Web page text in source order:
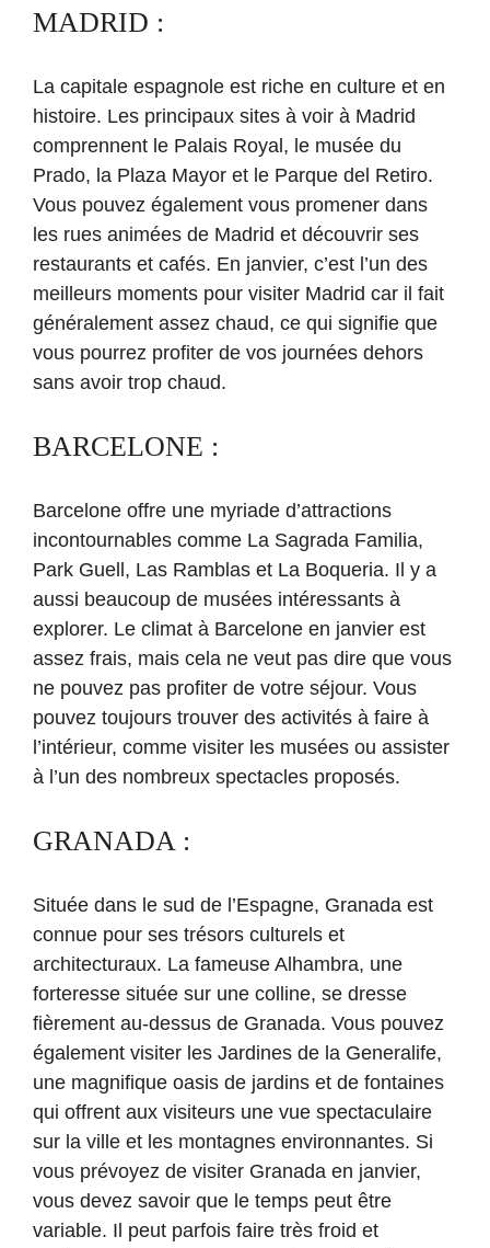
MADRID :
La capitale espagnole est riche en culture et en
histoire. Les principaux sites à voir à Madrid
comprennent le Palais Royal, le musée du
Prado, la Plaza Mayor et le Parque del Retiro.
Vous pouvez également vous promener dans
les rues animées de Madrid et découvrir ses
restaurants et cafés. En janvier, c’est l’un des
meilleurs moments pour visiter Madrid car il fait
généralement assez chaud, ce qui signifie que
vous pourrez profiter de vos journées dehors
sans avoir trop chaud.
BARCELONE :
Barcelone offre une myriade d’attractions
incontournables comme La Sagrada Familia,
Park Guell, Las Ramblas et La Boqueria. Il y a
aussi beaucoup de musées intéressants à
explorer. Le climat à Barcelone en janvier est
assez frais, mais cela ne veut pas dire que vous
ne pouvez pas profiter de votre séjour. Vous
pouvez toujours trouver des activités à faire à
l’intérieur, comme visiter les musées ou assister
à l’un des nombreux spectacles proposés.
GRANADA :
Située dans le sud de l’Espagne, Granada est
connue pour ses trésors culturels et
architecturaux. La fameuse Alhambra, une
forteresse située sur une colline, se dresse
fièrement au-dessus de Granada. Vous pouvez
également visiter les Jardines de la Generalife,
une magnifique oasis de jardins et de fontaines
qui offrent aux visiteurs une vue spectaculaire
sur la ville et les montagnes environnantes. Si
vous prévoyez de visiter Granada en janvier,
vous devez savoir que le temps peut être
variable. Il peut parfois faire très froid et